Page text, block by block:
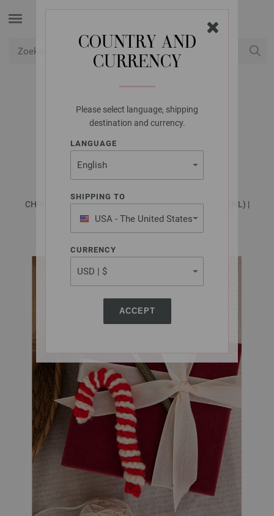
COUNTRY AND
CURRENCY
Please select language, shipping
destination and currency.
LANGUAGE
SHIPPING TO
USA - The United States
of America
CURRENCY
ACCEPT
FILATI STUDIO
ZUURSTOK MERINO
MISCELA
CHRISTMAS Special - Tijdschrift (DE) + Beschrijvingen (NL) |
Patroon 8